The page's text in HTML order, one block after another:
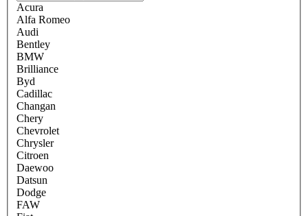
Acura
Alfa Romeo
Audi
Bentley
BMW
Brilliance
Byd
Cadillac
Changan
Chery
Chevrolet
Chrysler
Citroen
Daewoo
Datsun
Dodge
FAW